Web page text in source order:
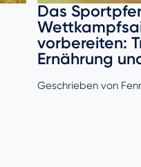
Das
vorbereiten:
Ernährung
Geschrieben von